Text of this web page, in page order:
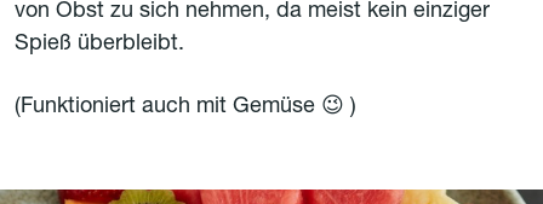
von Obst zu sich nehmen, da meist kein einziger
Spieß überbleibt.
(Funktioniert auch mit Gemüse 😉 )